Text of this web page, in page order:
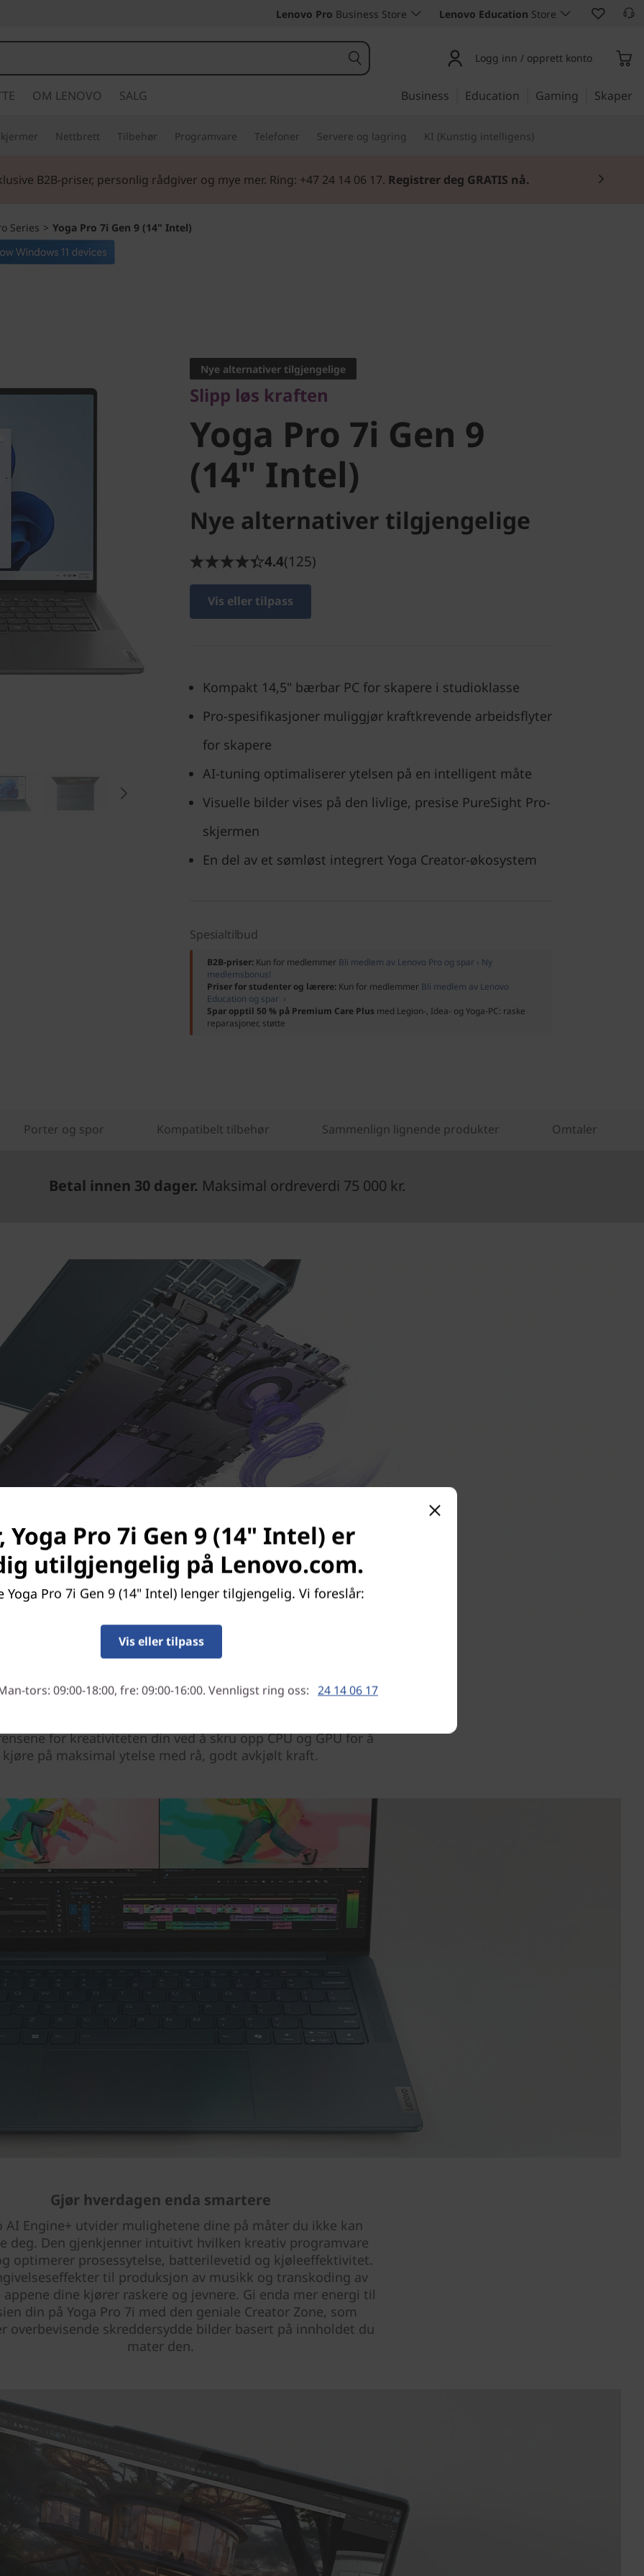
Lenovo Pro Business Store Lenovo Education Store
Logg inn / opprett konto
OM LENOVO SALG Business Education Gaming Skaper
Nettbrett Tilbehør Programvare Telefoner Servere og lagring KI (Kunstig intelligens)
B2B-priser, personlig rådgiver og mye mer. Ring: +47 24 14 06 17. Registrer deg GRATIS nå.
Series > Yoga Pro 7i Gen 9 (14" Intel)
Yoga Pro 7i Gen 9
(14" Intel)
Nye alternativer tilgjengelige
Slipp løs kraften
Yoga Pro 7i Gen 9
(14" Intel)
Nye alternativer tilgjengelige
4.4(125)
Vis eller tilpass
Kompakt 14,5" bærbar PC for skapere i studioklasse
Pro-spesifikasjoner muliggjør kraftkrevende arbeidsflyter
for skapere
AI-tuning optimaliserer ytelsen på en intelligent måte
Visuelle bilder vises på den livlige, presise PureSight Pro-
skjermen
En del av et sømløst integrert Yoga Creator-økosystem
Spesialtilbud
B2B-priser: Kun for medlemmer Bli medlem av Lenovo Pro og spar › Ny
medlemsbonus!
Priser for studenter og lærere: Kun for medlemmer Bli medlem av Lenovo
Education og spar ›
Spar opptil 50 % på Premium Care Plus med Legion-, Idea- og Yoga-PC: raske
reparasjoner, støtte
Porter og spor Kompatibelt tilbehør Sammenlign lignende produkter Omtaler
Betal innen 30 dager. Maksimal ordreverdi 75 000 kr.
Får frem det beste i deg
er mange med imponerende ytelse med opptil de nyeste
Ultra-prosessorene – en dedikert motor som hjelper deg
for kreativiteten din ved å skru opp CPU og GPU for å
kjøre på maksimal ytelse med rå, godt avkjølt kraft.
Gjør hverdagen enda smartere
AI Engine+ utvider mulighetene dine på måter du ikke kan
deg. Den gjenkjenner intuitivt hvilken kreativ programvare
optimerer prosessytelse, batterilevetid og kjøleeffektivitet.
til produksjon av musikk og transkoding av
appene dine kjører raskere og jevnere. Gi enda mer energi til
din på Yoga Pro 7i med den geniale Creator Zone, som
overbevisende skreddersydde bilder basert på innholdet du
mater den.
Yoga Pro 7i Gen 9 (14" Intel) er
utilgjengelig på Lenovo.com.
Yoga Pro 7i Gen 9 (14" Intel) lenger tilgjengelig. Vi foreslår:
Vis eller tilpass
tors: 09:00-18:00, fre: 09:00-16:00. Vennligst ring oss: 24 14 06 17